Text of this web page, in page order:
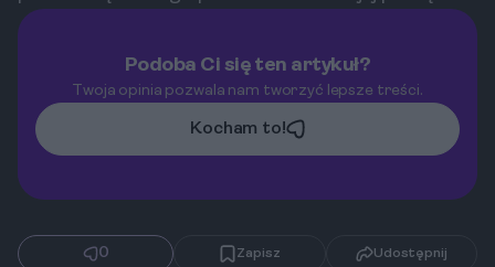
Podoba Ci się ten artykuł?
Twoja opinia pozwala nam tworzyć lepsze treści.
Kocham to!
0 Zapisz Udostępnij